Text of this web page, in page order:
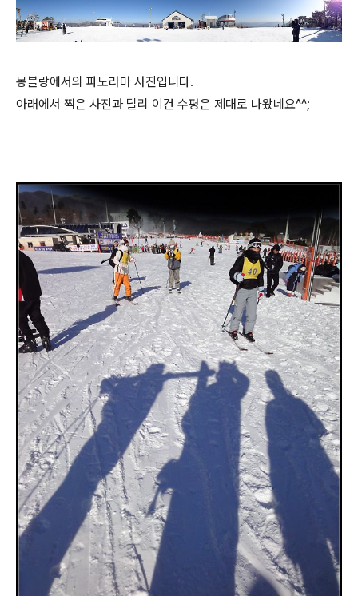
몽블랑에서의 파노라마 사진입니다.
아래에서 찍은 사진과 달리 이건 수평은 제대로 나왔네요^^;